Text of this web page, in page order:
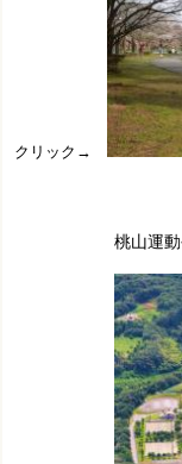
クリック→
桃山運動